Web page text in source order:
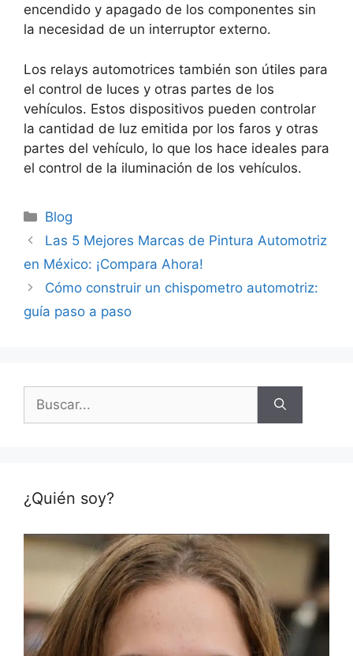
encendido y apagado de los componentes sin
la necesidad de un interruptor externo.
Los relays automotrices también son útiles para
el control de luces y otras partes de los
vehículos. Estos dispositivos pueden controlar
la cantidad de luz emitida por los faros y otras
partes del vehículo, lo que los hace ideales para
el control de la iluminación de los vehículos.
Categorías
Blog
Las 5 Mejores Marcas de Pintura Automotriz
en México: ¡Compara Ahora!
Cómo construir un chispometro automotriz:
guía paso a paso
¿Quién soy?